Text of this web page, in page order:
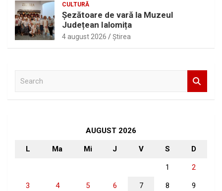
CULTURĂ
Șezătoare de vară la Muzeul
Județean Ialomița
4 august 2026 Ştirea
AUGUST 2026
L Ma Mi J V S D
1 2
3 4 5 6 7 8 9